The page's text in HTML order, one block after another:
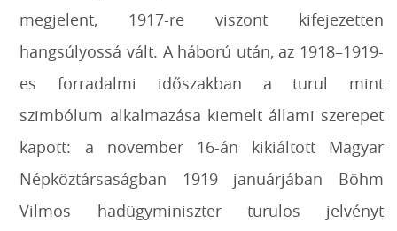
megjelent, 1917-re viszont kifejezetten
hangsúlyossá vált. A háború után, az 1918–1919-
es forradalmi időszakban a turul mint
szimbólum alkalmazása kiemelt állami szerepet
kapott: a november 16-án kikiáltott Magyar
Népköztársaságban 1919 januárjában Böhm
Vilmos hadügyminiszter turulos jelvényt